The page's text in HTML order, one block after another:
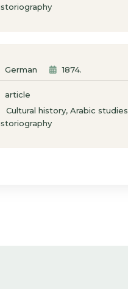
German 1874.
article
Cultural history, Arabic studies